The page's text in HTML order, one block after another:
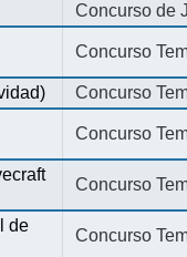
Concurso de
Concurso
Concurso
Concurso
Concurso
de
Concurso